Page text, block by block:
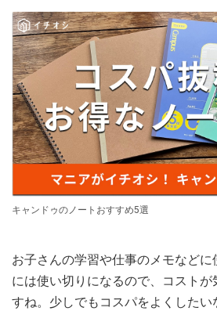
キャンドゥのノートおすすめ5選
お子さんの学習や仕事のメモなど
には使い切りになるので、コストが
すね。少しでもコスパをよくした